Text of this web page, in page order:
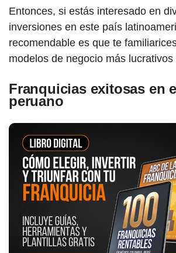
Entonces, si estás interesado en
inversiones en este país
recomendable es que te
modelos de negocio más
Franquicias exitosas en
peruano